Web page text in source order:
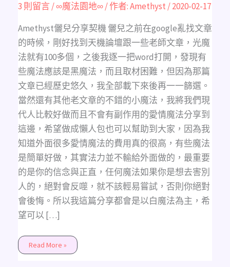
3 則留言/∞魔法園地∞/ 作者:Amethyst /2020-02-17
Amethyst儷兒分享契機 儷兒之前在google亂找文章
的時候，剛好找到天機論壇跟一些老師文章，光魔
法就有100多個，之後我逐一把word打開，發現有
些魔法應該是黑魔法，而且取材困難，但因為那篇
文章已經歷史悠久，我全部載下來後再一一篩選。
當然還有其他老文章的不錯的小魔法，我將我們現
代人比較好做而且不會有副作用的愛情魔法分享到
這邊，希望做成懶人包也可以幫助到大家，因為我
知道外面很多愛情魔法的費用真的很高，有些魔法
是簡單好做，其實法力並不輸給外面做的，最重要
的是你的信念與正直，任何魔法如果你是想去害別
人的，絕對會反噬，就不該輕易嘗試，否則你絕對
會後悔。所以我這篇分享都會是以白魔法為主，希
望可以 […]
戀
皆
用)、
運、
提
升
自
我、
招
財、
自
我
療
癒、
驅
魔、
去
霉
運、
考
試
順
利、
心
想
事
成
Read More »